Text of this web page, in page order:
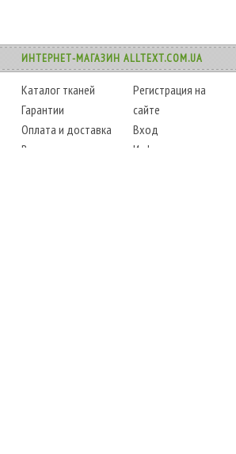
ИНТЕРНЕТ-МАГАЗИН ALLTEXT.COM.UA
Каталог тканей
Гарантии
Оплата и доставка
Возврат товара
Регистрация на
сайте
Вход
Информация